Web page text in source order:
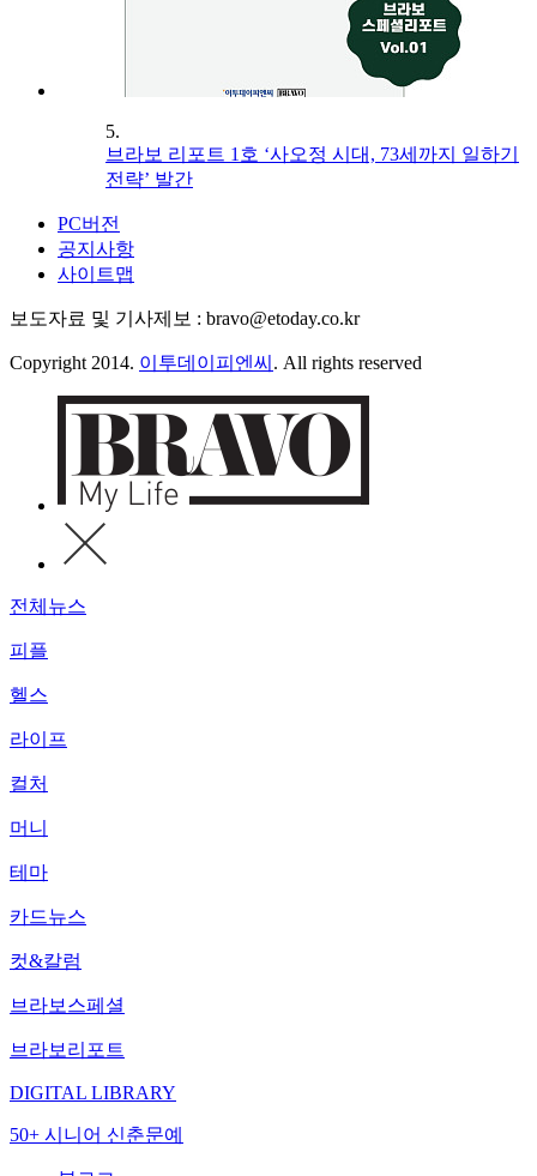
5.
브라보 리포트 1호 ‘사오정 시대, 73세까지 일하기
전략’ 발간
PC버전
공지사항
사이트맵
보도자료 및 기사제보 : bravo@etoday.co.kr
Copyright 2014. 이투데이피엔씨 . All rights reserved
전체뉴스
피플
헬스
라이프
컬처
머니
테마
카드뉴스
컷&칼럼
브라보스페셜
브라보리포트
DIGITAL LIBRARY
50+ 시니어 신춘문예